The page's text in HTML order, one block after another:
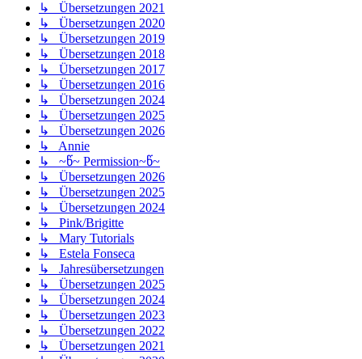
↳ Übersetzungen 2021
↳ Übersetzungen 2020
↳ Übersetzungen 2019
↳ Übersetzungen 2018
↳ Übersetzungen 2017
↳ Übersetzungen 2016
↳ Übersetzungen 2024
↳ Übersetzungen 2025
↳ Übersetzungen 2026
↳ Annie
↳ ~წ~ Permission~წ~
↳ Übersetzungen 2026
↳ Übersetzungen 2025
↳ Übersetzungen 2024
↳ Pink/Brigitte
↳ Mary Tutorials
↳ Estela Fonseca
↳ Jahresübersetzungen
↳ Übersetzungen 2025
↳ Übersetzungen 2024
↳ Übersetzungen 2023
↳ Übersetzungen 2022
↳ Übersetzungen 2021